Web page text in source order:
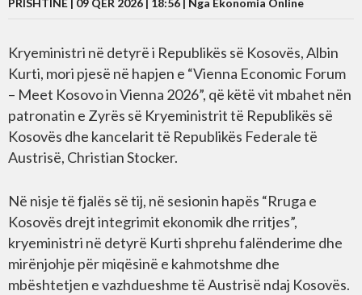
PRISHTINË | 09 QER 2026 | 18:56 | Nga Ekonomia Online
Kryeministri në detyrë i Republikës së Kosovës, Albin
Kurti, mori pjesë në hapjen e “Vienna Economic Forum
– Meet Kosovo in Vienna 2026”, që këtë vit mbahet nën
patronatin e Zyrës së Kryeministrit të Republikës së
Kosovës dhe kancelarit të Republikës Federale të
Austrisë, Christian Stocker.
Në nisje të fjalës së tij, në sesionin hapës “Rruga e
Kosovës drejt integrimit ekonomik dhe rritjes”,
kryeministri në detyrë Kurti shprehu falënderime dhe
mirënjohje për miqësinë e kahmotshme dhe
mbështetjen e vazhdueshme të Austrisë ndaj Kosovës.